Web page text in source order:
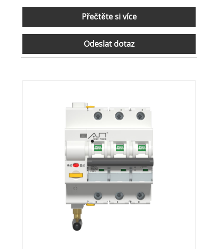
Přečtěte si více
Odeslat dotaz